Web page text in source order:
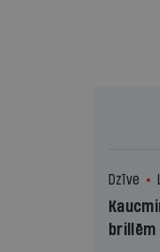
Dzīve
brillēm